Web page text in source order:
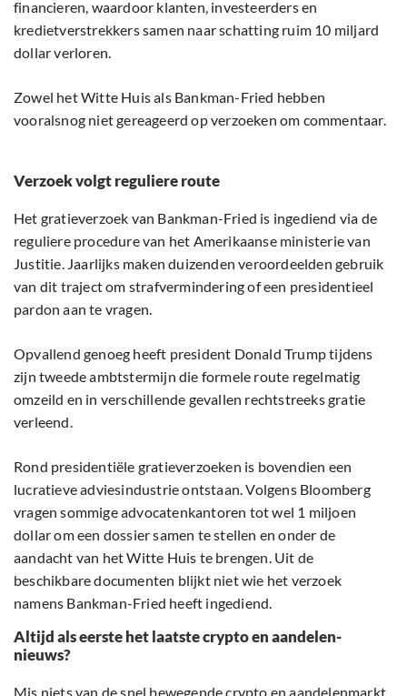
financieren, waardoor klanten, investeerders en
kredietverstrekkers samen naar schatting ruim 10 miljard
dollar verloren.
Zowel het Witte Huis als Bankman-Fried hebben
vooralsnog niet gereageerd op verzoeken om commentaar.
Verzoek volgt reguliere route
Het gratieverzoek van Bankman-Fried is ingediend via de
reguliere procedure van het Amerikaanse ministerie van
Justitie. Jaarlijks maken duizenden veroordeelden gebruik
van dit traject om strafvermindering of een presidentieel
pardon aan te vragen.
Opvallend genoeg heeft president Donald Trump tijdens
zijn tweede ambtstermijn die formele route regelmatig
omzeild en in verschillende gevallen rechtstreeks gratie
verleend.
Rond presidentiële gratieverzoeken is bovendien een
lucratieve adviesindustrie ontstaan. Volgens Bloomberg
vragen sommige advocatenkantoren tot wel 1 miljoen
dollar om een dossier samen te stellen en onder de
aandacht van het Witte Huis te brengen. Uit de
beschikbare documenten blijkt niet wie het verzoek
namens Bankman-Fried heeft ingediend.
Altijd als eerste het laatste crypto en aandelen-
nieuws?
Mis niets van de snel bewegende crypto en aandelenmarkt